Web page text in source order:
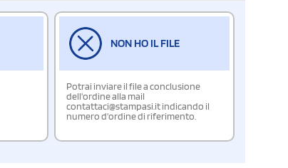
NON HO IL FILE
Potrai inviare il file a conclusione
dell'ordine alla mail
contattaci@stampasi.it indicando il
numero d'ordine di riferimento.